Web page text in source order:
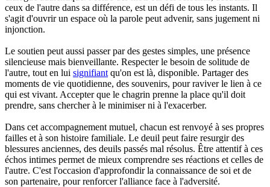
ceux de l'autre dans sa différence, est un défi de tous les instants. Il
s'agit d'ouvrir un espace où la parole peut advenir, sans jugement ni
injonction.
Le soutien peut aussi passer par des gestes simples, une présence
silencieuse mais bienveillante. Respecter le besoin de solitude de
l'autre, tout en lui signifiant qu'on est là, disponible. Partager des
moments de vie quotidienne, des souvenirs, pour raviver le lien à ce
qui est vivant. Accepter que le chagrin prenne la place qu'il doit
prendre, sans chercher à le minimiser ni à l'exacerber.
Dans cet accompagnement mutuel, chacun est renvoyé à ses propres
failles et à son histoire familiale. Le deuil peut faire resurgir des
blessures anciennes, des deuils passés mal résolus. Être attentif à ces
échos intimes permet de mieux comprendre ses réactions et celles de
l'autre. C'est l'occasion d'approfondir la connaissance de soi et de
son partenaire, pour renforcer l'alliance face à l'adversité.